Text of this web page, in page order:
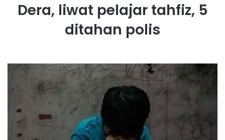
Dera, liwat pelajar tahfiz, 5
ditahan polis